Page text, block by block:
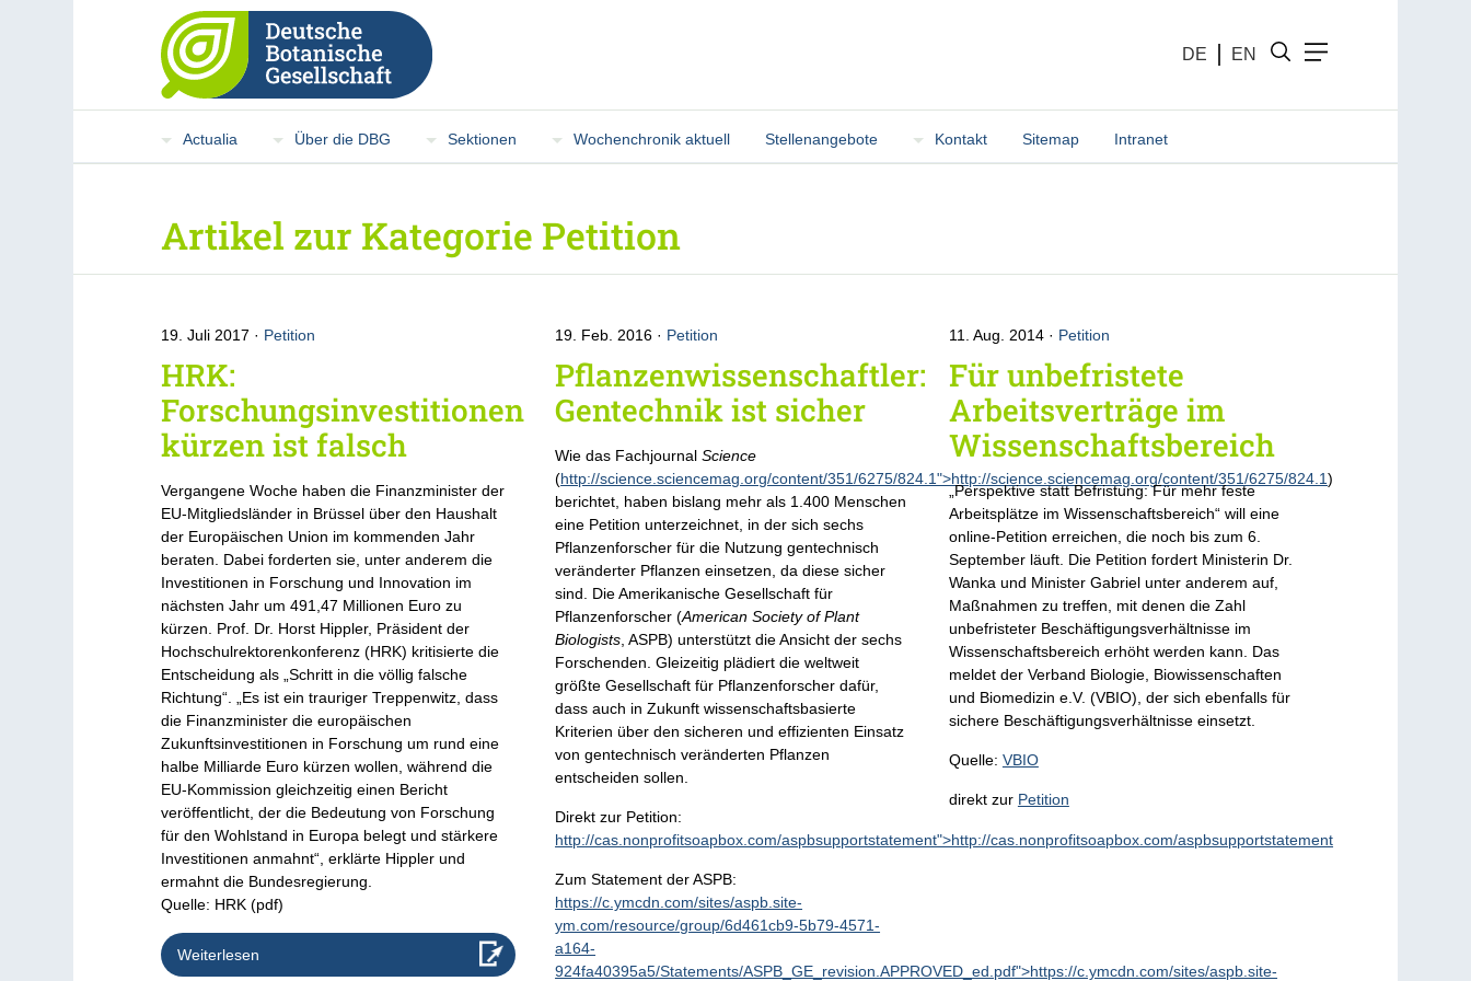
DE EN
Actualia Über die DBG Sektionen Wochenchronik aktuell Stellenangebote Kontakt Sitemap Intranet
Artikel zur Kategorie Petition
19. Juli 2017 Petition
HRK:
Forschungsinvestitionen
kürzen ist falsch
Vergangene Woche haben die Finanzminister der
EU-Mitgliedsländer in Brüssel über den Haushalt
der Europäischen Union im kommenden Jahr
beraten. Dabei forderten sie, unter anderem die
Investitionen in Forschung und Innovation im
nächsten Jahr um 491,47 Millionen Euro zu
kürzen. Prof. Dr. Horst Hippler, Präsident der
Hochschulrektorenkonferenz (HRK) kritisierte die
Entscheidung als „Schritt in die völlig falsche
Richtung“. „Es ist ein trauriger Treppenwitz, dass
die Finanzminister die europäischen
Zukunftsinvestitionen in Forschung um rund eine
halbe Milliarde Euro kürzen wollen, während die
EU-Kommission gleichzeitig einen Bericht
veröffentlicht, der die Bedeutung von Forschung
für den Wohlstand in Europa belegt und stärkere
Investitionen anmahnt“, erklärte Hippler und
ermahnt die Bundesregierung.
Quelle: HRK (pdf)
Weiterlesen
19. Feb. 2016 Petition
Pflanzenwissenschaftler:
Gentechnik ist sicher
Wie das FachjournalScience
(http://science.sciencemag.org/content/351/6275/824.1">http://science.sciencemag.org/content/351/6275/824.1)
berichtet, haben bislang mehr als 1.400 Menschen
eine Petition unterzeichnet, in der sich sechs
Pflanzenforscher für die Nutzung gentechnisch
veränderter Pflanzen einsetzen, da diese sicher
sind. Die Amerikanische Gesellschaft für
Pflanzenforscher (American Society of Plant
Biologists , ASPB) unterstützt die Ansicht der sechs
Forschenden. Gleizeitig plädiert die weltweit
größte Gesellschaft für Pflanzenforscher dafür,
dass auch in Zukunft wissenschaftsbasierte
Kriterien über den sicheren und effizienten Einsatz
von gentechnisch veränderten Pflanzen
entscheiden sollen.
Direkt zur Petition:
http://cas.nonprofitsoapbox.com/aspbsupportstatement">http://cas.nonprofitsoapbox.com/aspbsupportstatement
Zum Statement der ASPB:
https://c.ymcdn.com/sites/aspb.site-
ym.com/resource/group/6d461cb9-5b79-4571-
a164-
924fa40395a5/Statements/ASPB_GE_revision.APPROVED_ed.pdf">https://c.ymcdn.com/sites/aspb.site-
11. Aug. 2014 Petition
Für unbefristete
Arbeitsverträge im
Wissenschaftsbereich
„Perspektive statt Befristung: Für mehr feste
Arbeitsplätze im Wissenschaftsbereich“ will eine
online-Petition erreichen, die noch bis zum 6.
September läuft. Die Petition fordert Ministerin Dr.
Wanka und Minister Gabriel unter anderem auf,
Maßnahmen zu treffen, mit denen die Zahl
unbefristeter Beschäftigungsverhältnisse im
Wissenschaftsbereich erhöht werden kann. Das
meldet der Verband Biologie, Biowissenschaften
und Biomedizin e.V. (VBIO), der sich ebenfalls für
sichere Beschäftigungsverhältnisse einsetzt.
Quelle: VBIO
direkt zur Petition